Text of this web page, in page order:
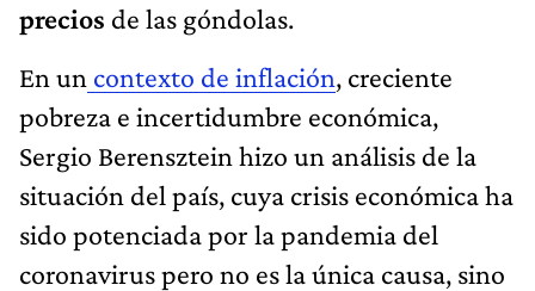
precios de las góndolas.
En un contexto de inflación, creciente
pobreza e incertidumbre económica,
Sergio Berensztein hizo un análisis de la
situación del país, cuya crisis económica ha
sido potenciada por la pandemia del
coronaviruspero no es la única causa, sino